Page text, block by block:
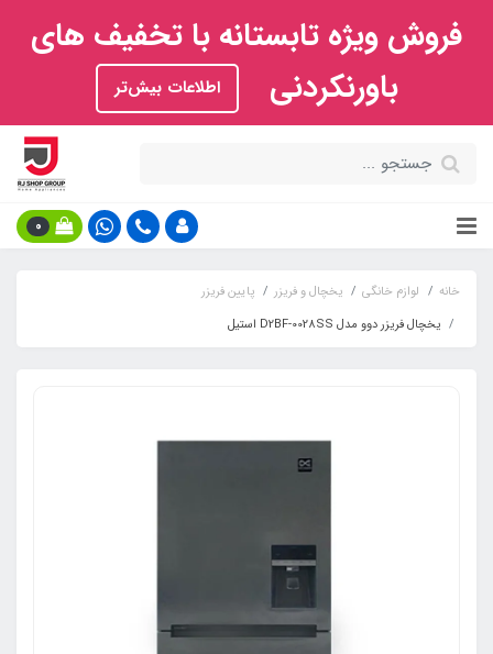
فروش ویژه تابستانه با تخفیف های
باورنکردنی
اطلاعات بیش‌تر
0
خانه لوازم خانگی یخچال و فریزر
پایین فریزر
یخچال فریزر دوو مدل D2BF-0028SS استیل